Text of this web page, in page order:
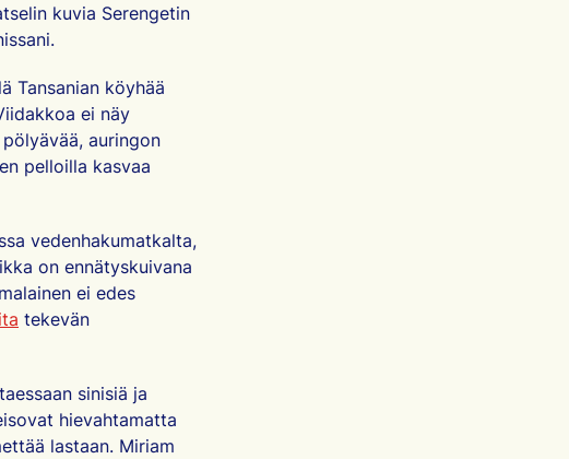
kuvia Serengetin
Tansanian köyhää
ei näy
auringon
pelloilla kasvaa
vedenhakumatkalta,
on ennätyskuivana
ei edes
tekevän
sinisiä ja
hievahtamatta
lastaan. Miriam